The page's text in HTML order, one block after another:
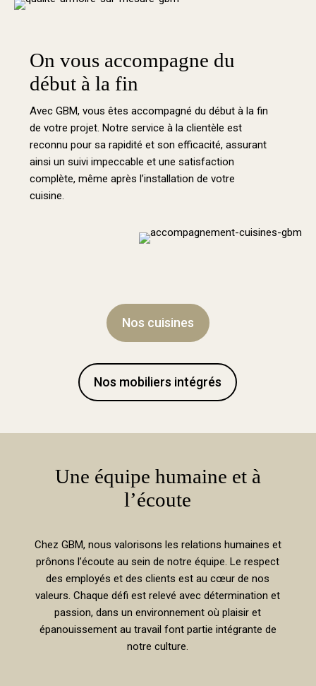
On vous accompagne du
début à la fin
Avec GBM, vous êtes accompagné du début à la fin
de votre projet. Notre service à la clientèle est
reconnu pour sa rapidité et son efficacité, assurant
ainsi un suivi impeccable et une satisfaction
complète, même après l’installation de votre
cuisine.
Nos cuisines
Nos mobiliers intégrés
Une équipe humaine et à
l’écoute
Chez GBM, nous valorisons les relations humaines et
prônons l’écoute au sein de notre équipe. Le respect
des employés et des clients est au cœur de nos
valeurs. Chaque défi est relevé avec détermination et
passion, dans un environnement où plaisir et
épanouissement au travail font partie intégrante de
notre culture.